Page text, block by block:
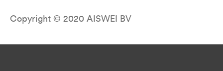
Copyright © 2020 AISWEI BV